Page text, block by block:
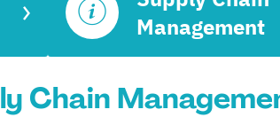
Management
Chain